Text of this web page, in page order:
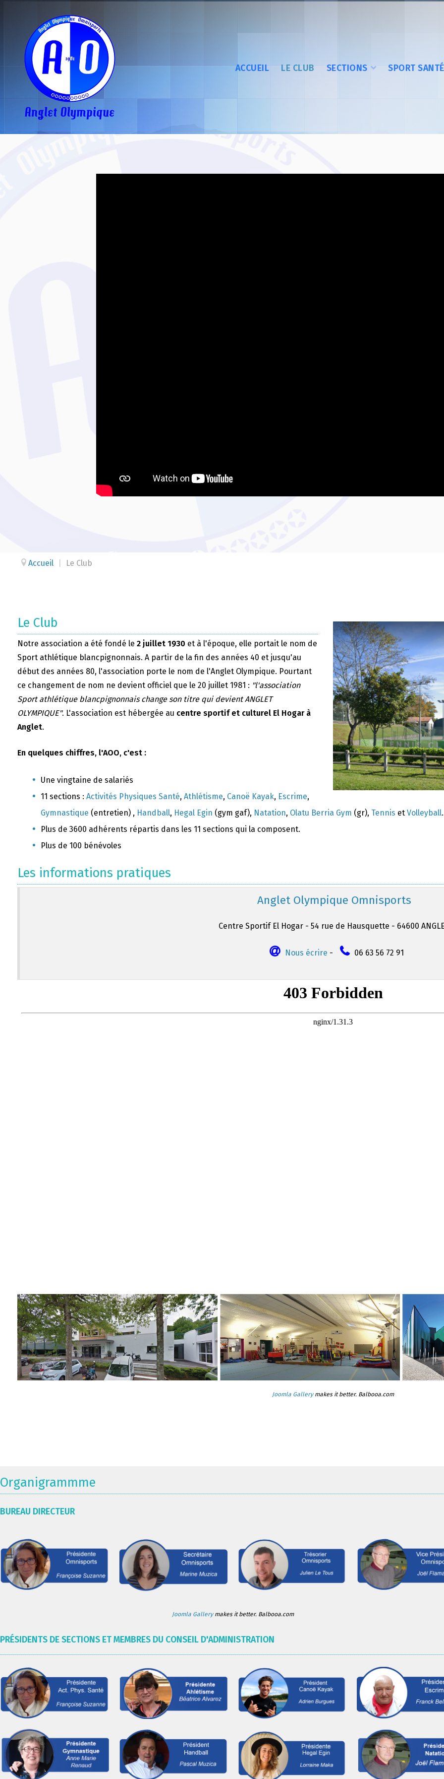
ACCUEIL LE CLUB SECTIONS SPORT SANTÉ
Accueil Le Club
Le Club
Notre association a été fondé le 2 juillet 1930 et à l'époque, elle portait le nom de
Sport athlétique blancpignonnais. A partir de la fin des années 40 et jusqu'au
début des années 80, l'association porte le nom de l'Anglet Olympique. Pourtant
ce changement de nom ne devient officiel que le 20 juillet 1981 : "l'association
Sport athlétique blancpignonnais change son titre qui devient ANGLET
OLYMPIQUE". L'association est hébergée au centre sportif et culturel El Hogar à
Anglet.
En quelques chiffres, l'AOO, c'est :
Une vingtaine de salariés
11 sections : Activités Physiques Santé, Athlétisme, Canoë Kayak, Escrime,
Gymnastique (entretien) , Handball, Hegal Egin (gym gaf), Natation, Olatu Berria Gym (gr), Tennis et Volleyball.
Plus de 3600 adhérents répartis dans les 11 sections qui la composent.
Plus de 100 bénévoles
Les informations pratiques
Anglet Olympique Omnisports
Centre Sportif El Hogar - 54 rue de Hausquette - 64600
Nous écrire - 06 63 56 72 91
Joomla Gallerymakes it better. Balbooa.com
Organigrammme
BUREAU DIRECTEUR
Joomla Gallerymakes it better. Balbooa.com
PRÉSIDENTS DE SECTIONS ET MEMBRES DU CONSEIL D'ADMINISTRATION